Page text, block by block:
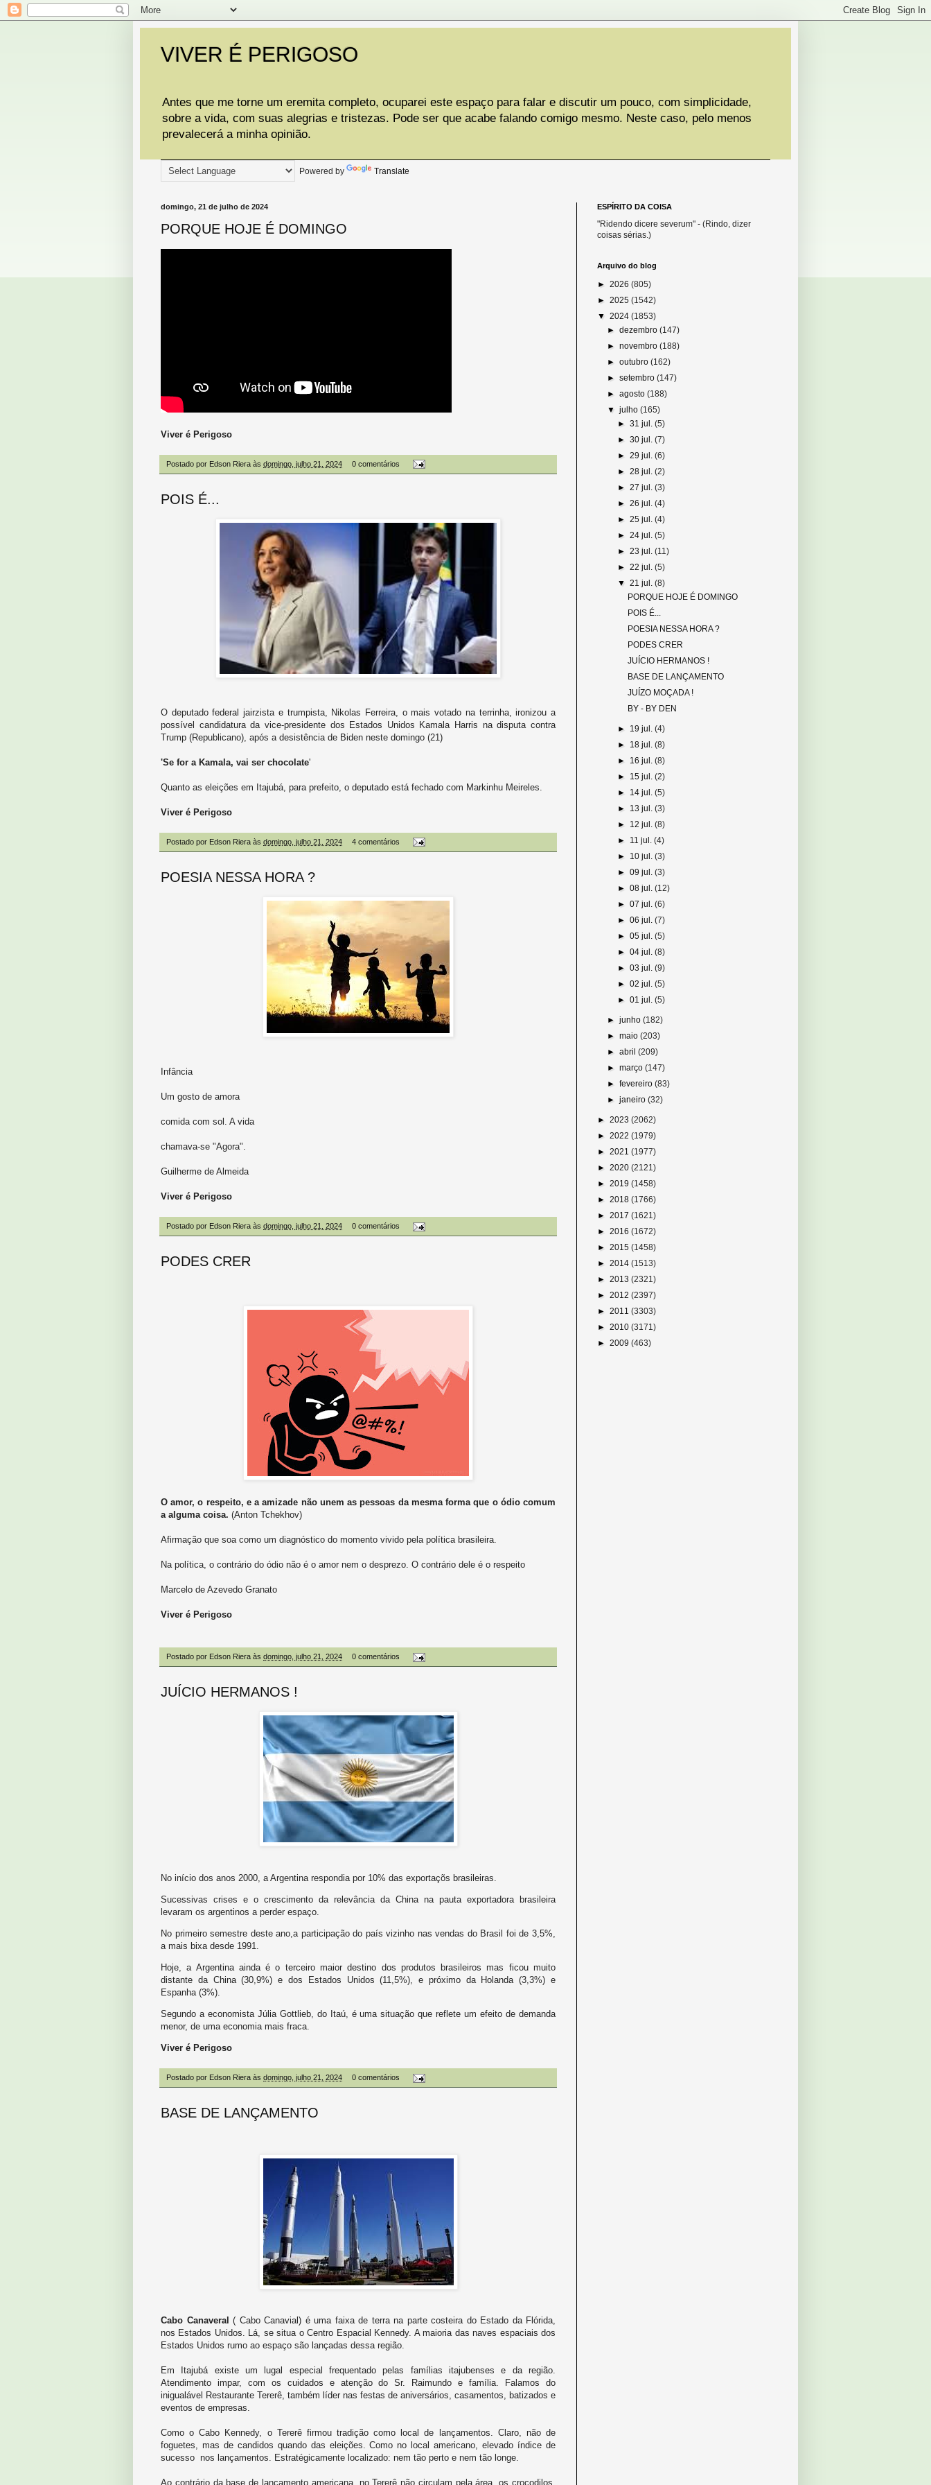
VIVER É PERIGOSO
Antes que me torne um eremita completo, ocuparei este espaço para falar e discutir um pouco, com simplicidade,
sobre a vida, com suas alegrias e tristezas. Pode ser que acabe falando comigo mesmo. Neste caso, pelo menos
prevalecerá a minha opinião.
Powered by Translate
domingo, 21 de julho de 2024
PORQUE HOJE É DOMINGO
Viver é Perigoso
Postado por Edson Riera às domingo, julho 21, 2024 0 comentários
POIS É...
O deputado federal jairzista e trumpista, Nikolas Ferreira, o mais votado na terrinha, ironizou a
possível candidatura da vice-presidente dos Estados Unidos Kamala Harris na disputa contra
Trump (Republicano), após a desistência de Biden neste domingo (21)
'Se for a Kamala, vai ser chocolate'
Quanto as eleições em Itajubá, para prefeito, o deputado está fechado com Markinhu Meireles.
Viver é Perigoso
Postado por Edson Riera às domingo, julho 21, 2024 4 comentários
POESIA NESSA HORA ?
Infância
Um gosto de amora
comida com sol. A vida
chamava-se "Agora".
Guilherme de Almeida
Viver é Perigoso
Postado por Edson Riera às domingo, julho 21, 2024 0 comentários
PODES CRER
O amor, o respeito, e a amizade não unem as pessoas da mesma forma que o ódio comum
a alguma coisa. (Anton Tchekhov)
Afirmação que soa como um diagnóstico do momento vivido pela política brasileira.
Na política, o contrário do ódio não é o amor nem o desprezo. O contrário dele é o respeito
Marcelo de Azevedo Granato
Viver é Perigoso
Postado por Edson Riera às domingo, julho 21, 2024 0 comentários
JUÍCIO HERMANOS !
No início dos anos 2000, a Argentina respondia por 10% das exportaçõs brasileiras.
Sucessivas crises e o crescimento da relevância da China na pauta exportadora brasileira
levaram os argentinos a perder espaço.
No primeiro semestre deste ano,a participação do país vizinho nas vendas do Brasil foi de 3,5%,
a mais bixa desde 1991.
Hoje, a Argentina ainda é o terceiro maior destino dos produtos brasileiros mas ficou muito
distante da China (30,9%) e dos Estados Unidos (11,5%), e próximo da Holanda (3,3%) e
Espanha (3%).
Segundo a economista Júlia Gottlieb, do Itaú, é uma situação que reflete um efeito de demanda
menor, de uma economia mais fraca.
Viver é Perigoso
Postado por Edson Riera às domingo, julho 21, 2024 0 comentários
BASE DE LANÇAMENTO
Cabo Canaveral ( Cabo Canavial) é uma faixa de terra na parte costeira do Estado da Flórida,
nos Estados Unidos. Lá, se situa o Centro Espacial Kennedy. A maioria das naves espaciais dos
Estados Unidos rumo ao espaço são lançadas dessa região.
Em Itajubá existe um lugal especial frequentado pelas famílias itajubenses e da região.
Atendimento impar, com os cuidados e atenção do Sr. Raimundo e família. Falamos do
inigualável Restaurante Tererê, também líder nas festas de aniversários, casamentos, batizados e
eventos de empresas.
Como o Cabo Kennedy, o Tererê firmou tradição como local de lançamentos. Claro, não de
foguetes, mas de candidos quando das eleições. Como no local americano, elevado índice de
sucesso nos lançamentos. Estratégicamente localizado: nem tão perto e nem tão longe.
Ao contrário da base de lançamento americana, no Tererê não circulam pela área, os crocodilos,
ESPÍRITO DA COISA
"Ridendo dicere severum" - (Rindo, dizer
coisas sérias.)
Arquivo do blog
► 2026 (805)
► 2025 (1542)
▼ 2024 (1853)
►dezembro(147)
►novembro(188)
►outubro(162)
►setembro(147)
►agosto(188)
▼julho(165)
► 31 jul. (5)
► 30 jul. (7)
► 29 jul. (6)
► 28 jul. (2)
► 27 jul. (3)
► 26 jul. (4)
► 25 jul. (4)
► 24 jul. (5)
► 23 jul. (11)
► 22 jul. (5)
▼ 21 jul. (8)
PORQUE HOJE É DOMINGO
POIS É...
POESIA NESSA HORA ?
PODES CRER
JUÍCIO HERMANOS !
BASE DE LANÇAMENTO
JUÍZO MOÇADA !
BY - BY DEN
► 19 jul. (4)
► 18 jul. (8)
► 16 jul. (8)
► 15 jul. (2)
► 14 jul. (5)
► 13 jul. (3)
► 12 jul. (8)
► 11 jul. (4)
► 10 jul. (3)
► 09 jul. (3)
► 08 jul. (12)
► 07 jul. (6)
► 06 jul. (7)
► 05 jul. (5)
► 04 jul. (8)
► 03 jul. (9)
► 02 jul. (5)
► 01 jul. (5)
►junho(182)
►maio(203)
►abril(209)
►março(147)
►fevereiro(83)
►janeiro(32)
► 2023 (2062)
► 2022 (1979)
► 2021 (1977)
► 2020 (2121)
► 2019 (1458)
► 2018 (1766)
► 2017 (1621)
► 2016 (1672)
► 2015 (1458)
► 2014 (1513)
► 2013 (2321)
► 2012 (2397)
► 2011 (3303)
► 2010 (3171)
► 2009 (463)